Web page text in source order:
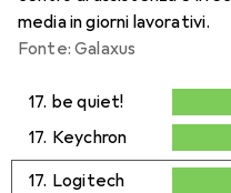
media in giorni lavorativi.
Fonte: Galaxus
17. be quiet!
2giorni
17. Keychron
2giorni
17. Logitech